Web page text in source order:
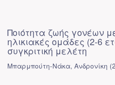
Ποιότητα ζωής γονέων
ηλικιακές ομάδες (2-6
συγκριτική μελέτη
Μπαρμπούτη-Νάκα, Ανδρονίκη (